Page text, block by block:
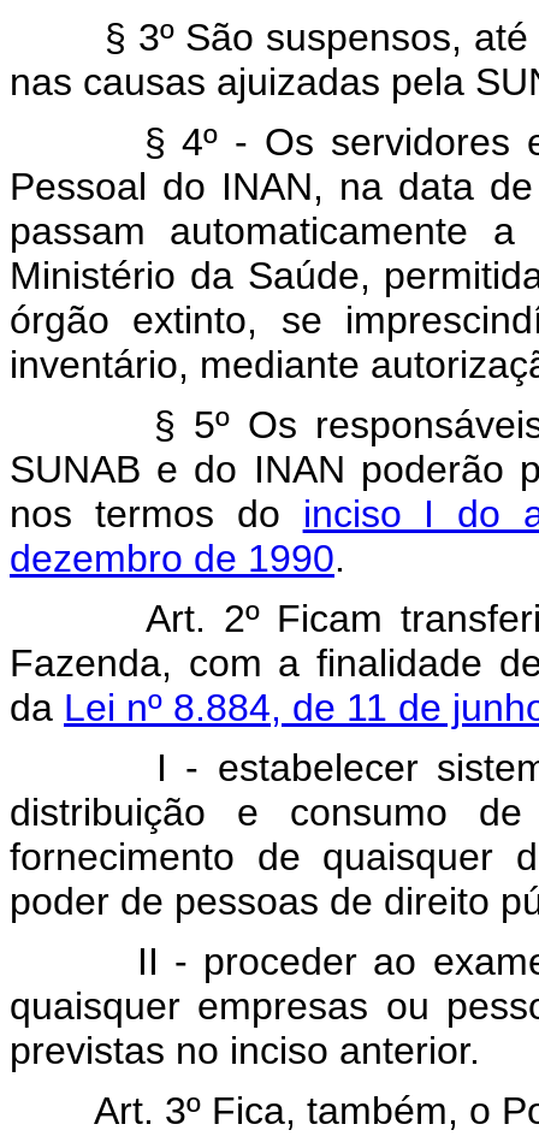
§ 3º São suspensos, até
nas causas ajuizadas pela
§ 4º - Os servidores
Pessoal do INAN, na data
passam automaticamente
Ministério da Saúde,
órgão extinto, se
inventário, mediante
§ 5º Os responsáveis
SUNAB e do INAN poderão
nos termos do inciso I do
dezembro de 1990.
Art. 2º Ficam
Fazenda, com a finalidade
da Lei nº 8.884, de 11 de
I - estabelecer sistema
distribuição e consumo
fornecimento de quaisquer
poder de pessoas de direito
II - proceder ao exame
quaisquer empresas ou
previstas no inciso anterior.
Art. 3º Fica, também, o